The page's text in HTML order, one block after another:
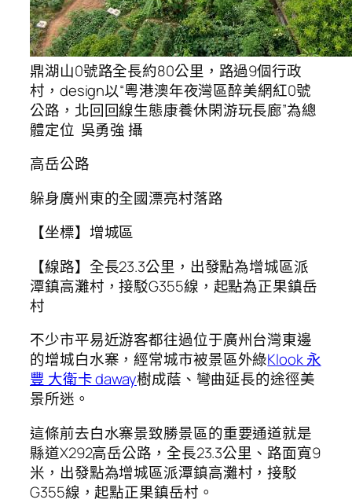
鼎湖山0號路全長約80公里，路過9個行政
村，design以“粵港澳年夜灣區醉美網紅0號
公路，北回回線生態康養休閑游玩長廊”為總
體定位 吳勇強 攝
高岳公路
躲身廣州東的全國漂亮村落路
【坐標】增城區
【線路】全長23.3公里，出發點為增城區派
潭鎮高灘村，接駁G355線，起點為正果鎮岳
村
不少市平易近游客都往過位于廣州台灣東邊
的增城白水寨，經常城市被景區外綠Klook 永
豐 大衛卡 daway樹成蔭、彎曲延長的途徑美
景所迷。
這條前去白水寨景致勝景區的重要通道就是
縣道X292高岳公路，全長23.3公里、路面寬9
米，出發點為增城區派潭鎮高灘村，接駁
G355線，起點正果鎮岳村。